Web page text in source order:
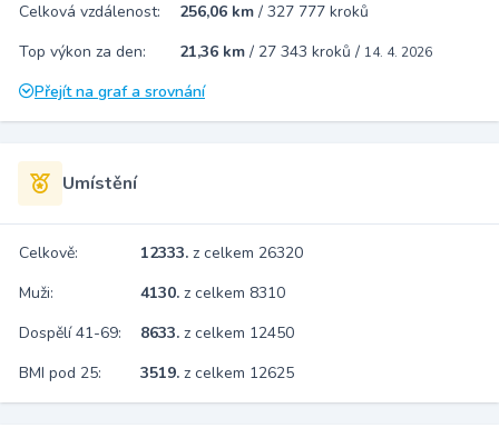
Celková vzdálenost:
256,06 km / 327 777 kroků
Top výkon za den:
21,36 km / 27 343 kroků / 14. 4. 2026
Přejít na graf a srovnání
Umístění
Celkově: 12333. z celkem 26320
Muži:
4130. z celkem 8310
Dospělí 41-69:
8633. z celkem 12450
BMI pod 25:
3519. z celkem 12625